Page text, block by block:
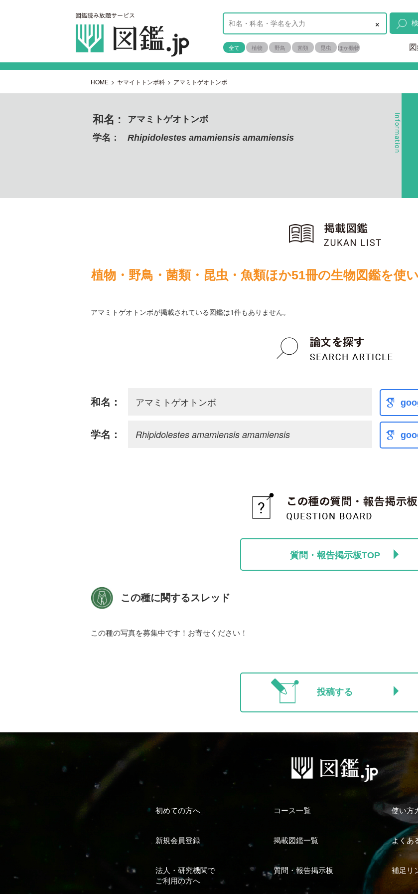
×
全て 植物 野鳥 菌類 昆虫 ほか動物
HOME > ヤマイトトンボ科 > アマミトゲオトンボ
和名 :
アマミトゲオトンボ
学名：
Rhipidolestes amamiensis amamiensis
植物・野鳥・菌類・昆虫・魚類ほか51冊の生物図鑑を使
アマミトゲオトンボが掲載されている図鑑は1件もありません。
和名： アマミトゲオトンボ
学名： Rhipidolestes amamiensis amamiensis
質問・報告掲示板TOP
この種に関するスレッド
この種の写真を募集中です！お寄せください！
投稿する
初めての方へ コース一覧 使い方
新規会員登録 掲載図鑑一覧 よくあ
法人・研究機関で
ご利用の方へ
質問・報告掲示板 補足リ